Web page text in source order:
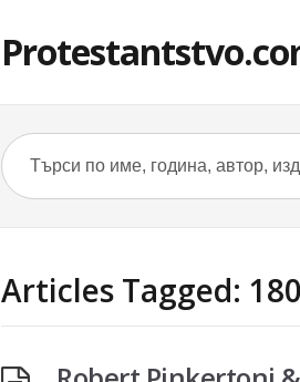
Articles Tagged: